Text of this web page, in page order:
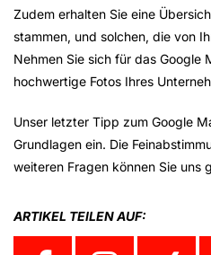
Zudem erhalten Sie eine
stammen, und solchen, die von
Nehmen Sie sich für das Google
hochwertige Fotos Ihres
Unser letzter Tipp zum Google
Grundlagen ein. Die
weiteren Fragen können Sie uns
ARTIKEL TEILEN AUF: